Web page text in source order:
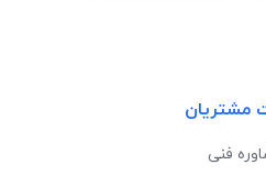
مشتریان
فنی